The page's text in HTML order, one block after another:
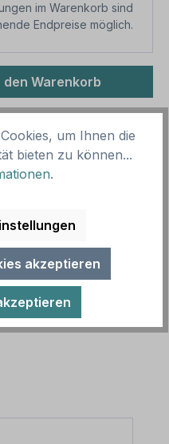
im Warenkorb sind
Endpreise möglich.
den
den Warenkorb
der
ge…Mehr
um Ihnen die
bieten zu können...
.
akzeptieren